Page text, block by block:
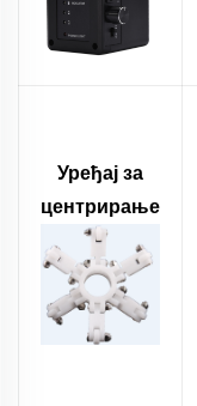
Уређај за
центрирање